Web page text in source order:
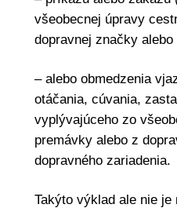
všeobecnej úpravy
dopravnej značky
– alebo obmedzenia
otáčania, cúvania,
vyplývajúceho zo
premávky alebo z
dopravného zariadenia.
Takýto výklad ale nie